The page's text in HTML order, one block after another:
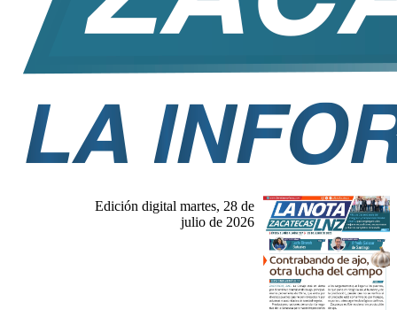
Edición digital martes, 28 de
julio de 2026